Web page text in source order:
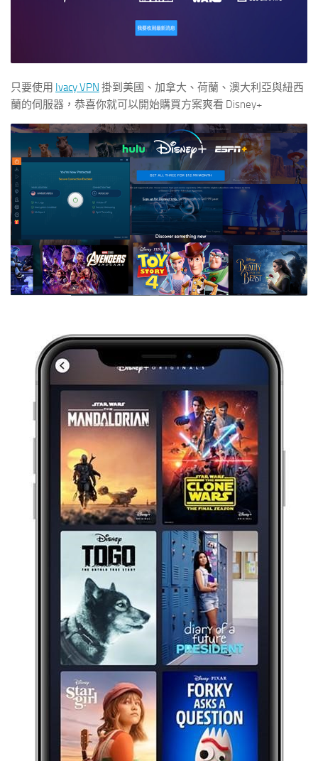
只要使用 Ivacy VPN 掛到美國、加拿大、荷蘭、澳大利亞與紐西
蘭的伺服器，恭喜你就可以開始購買方案爽看 Disney+